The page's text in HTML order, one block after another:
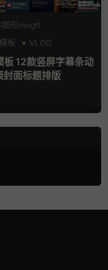
图形mogrt
板
VLOG
板 12款竖屏字幕条动
封面标题排版